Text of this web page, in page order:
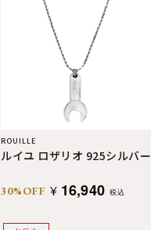
ROUILLE
ルイユ ロザリオ 925シルバー
30%OFF ¥ 16,940 税込